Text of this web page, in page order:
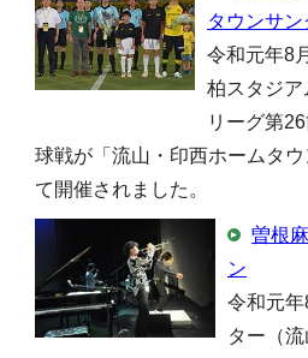
タウンサ
令和元年8
柏スタジ
リーグ第
球戦が「流山・印西ホームタ
て開催されました。
曽根
ン
令和元
ター（